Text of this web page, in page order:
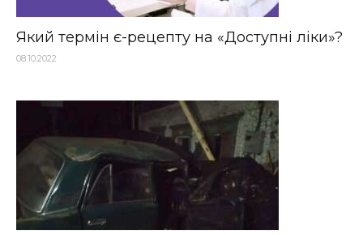
Який термін є-рецепту на «Доступні ліки»?
08.10.2022